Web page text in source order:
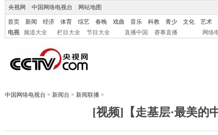
央视网 中国网络电视台 网站地图
首页 新闻 经济 体育 综艺 春晚 戏曲 音乐 科教 青少 文化
艺术
电视
频道大全 栏目大全 节目大全 直播中国 赛事直播 网络
中国网络电视台 > 新闻台 > 新闻联播 >
[视频]【走基层·最美的